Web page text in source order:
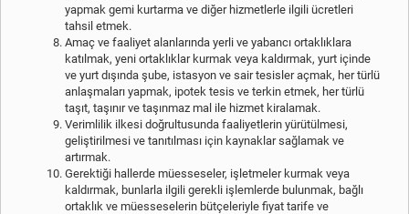
yapmak gemi kurtarma ve diğer hizmetlerle ilgili ücretleri
tahsil etmek.
Amaç ve faaliyet alanlarında yerli ve yabancı ortaklıklara
katılmak, yeni ortaklıklar kurmak veya kaldırmak, yurt içinde
ve yurt dışında şube, istasyon ve sair tesisler açmak, her türlü
anlaşmaları yapmak, ipotek tesis ve terkin etmek, her türlü
taşıt, taşınır ve taşınmaz mal ile hizmet kiralamak.
Verimlilik ilkesi doğrultusunda faaliyetlerin yürütülmesi,
geliştirilmesi ve tanıtılması için kaynaklar sağlamak ve
artırmak.
Gerektiği hallerde müesseseler, işletmeler kurmak veya
kaldırmak, bunlarla ilgili gerekli işlemlerde bulunmak, bağlı
ortaklık ve müesseselerin bütçeleriyle fiyat tarife ve